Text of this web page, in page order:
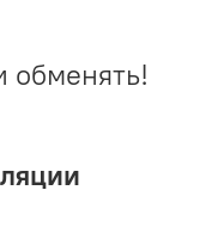
обменять!